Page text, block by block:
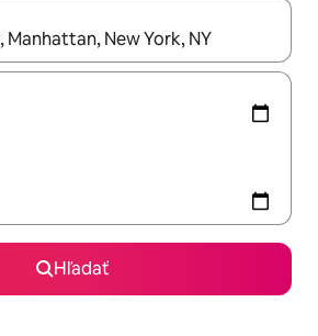
k dispozícii, môžete si ich prechádzať
Hľadať